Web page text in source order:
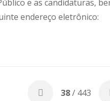
e as candidaturas,
endereço eletrônico:
38/ 443